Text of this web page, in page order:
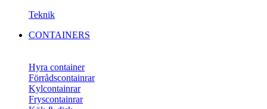
Teknik
CONTAINERS
Hyra container
Förrådscontainrar
Kylcontainrar
Fryscontainrar